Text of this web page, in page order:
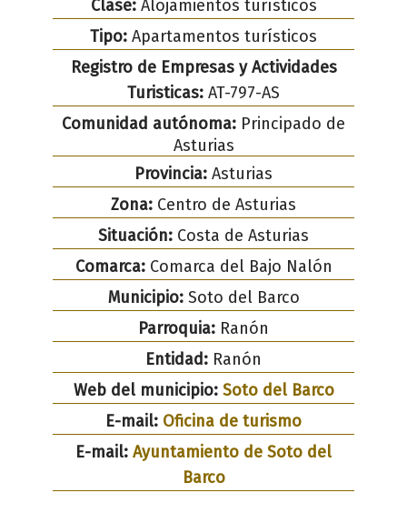
Clase:Alojamientos turísticos
Tipo: Apartamentos turísticos
Registro de Empresas y Actividades
Turisticas: AT-797-AS
Comunidad autónoma: Principado de
Asturias
Provincia: Asturias
Zona: Centro de Asturias
Situación: Costa de Asturias
Comarca:Comarca del Bajo Nalón
Municipio:Soto del Barco
Parroquia: Ranón
Entidad: Ranón
Web del municipio: Soto del Barco
E-mail: Oficina de turismo
E-mail: Ayuntamiento de Soto del
Barco